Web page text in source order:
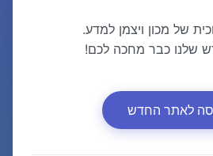
של מכון ויצמן למדע.
שלנו כבר מחכה לכם!
לאתר החדש